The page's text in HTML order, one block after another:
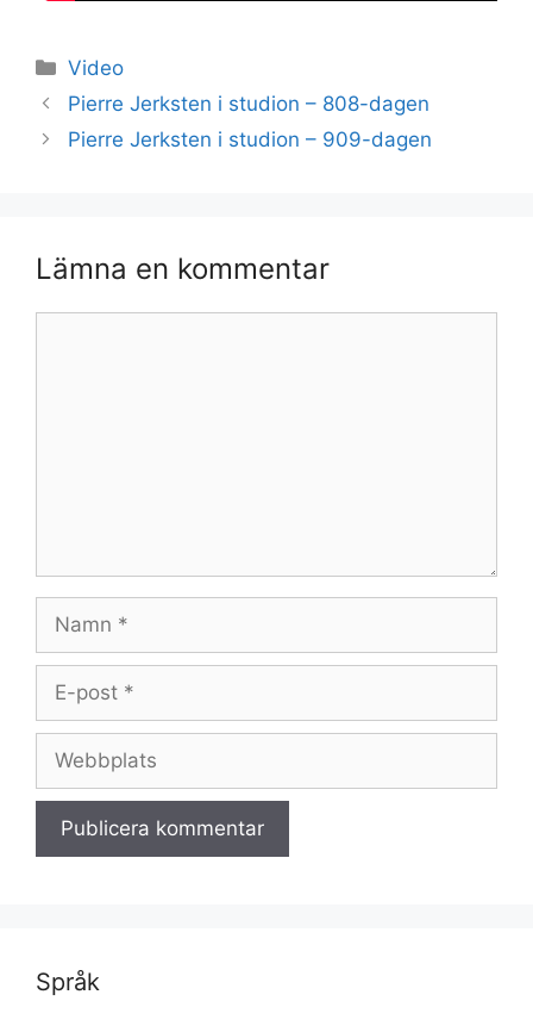
Kategorier
Video
Pierre Jerksten i studion – 808-dagen
Pierre Jerksten i studion – 909-dagen
Lämna en kommentar
post
Språk